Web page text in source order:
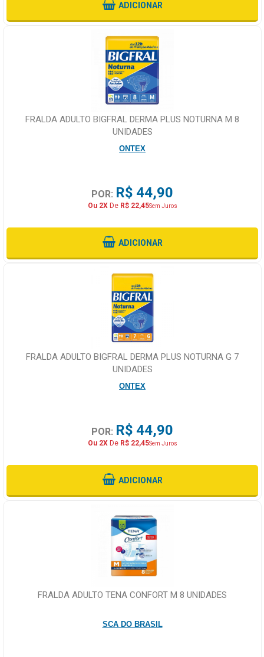
ADICIONAR
FRALDA ADULTO BIGFRAL DERMA PLUS NOTURNA M 8
UNIDADES
ONTEX
POR: R$ 44,90
Ou 2XDe R$ 22,45Sem Juros
ADICIONAR
FRALDA ADULTO BIGFRAL DERMA PLUS NOTURNA G 7
UNIDADES
ONTEX
POR: R$ 44,90
Ou 2XDe R$ 22,45Sem Juros
ADICIONAR
FRALDA ADULTO TENA CONFORT M 8 UNIDADES
SCA DO BRASIL